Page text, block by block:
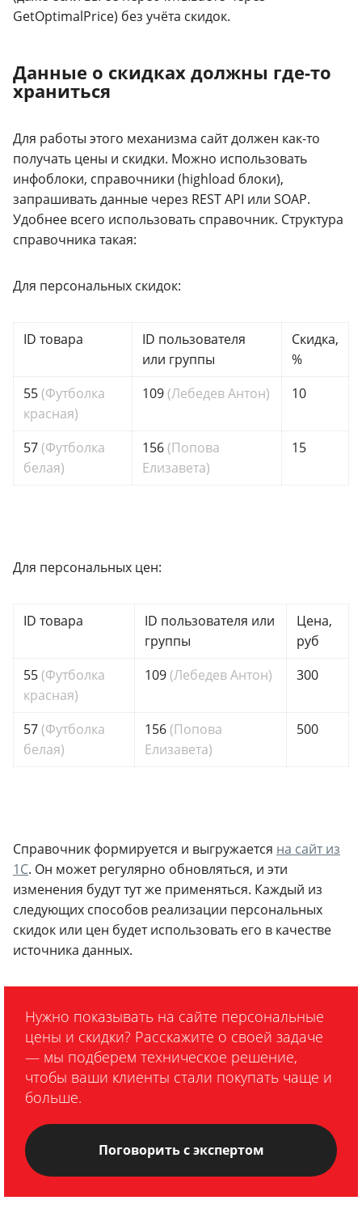
GetOptimalPrice) без учёта скидок.
Данные о скидках должны где-то
храниться
Для работы этого механизма сайт должен как-то
получать цены и скидки. Можно использовать
инфоблоки, справочники (highload блоки),
запрашивать данные через REST API или SOAP.
Удобнее всего использовать справочник. Структура
справочника такая:
Для персональных скидок:
ID товара
ID пользователя
или группы
Скидка,
%
55(Футболка
красная)
109(Лебедев Антон) 10
57(Футболка
белая)
156(Попова
Елизавета)
15
Для персональных цен:
ID товара
ID пользователя или
группы
Цена,
руб
55(Футболка
красная)
109(Лебедев Антон) 300
57(Футболка
белая)
156(Попова
Елизавета)
500
Справочник формируется и выгружается на сайт из
1С. Он может регулярно обновляться, и эти
изменения будут тут же применяться. Каждый из
следующих способов реализации персональных
скидок или цен будет использовать его в качестве
источника данных.
Нужно показывать на сайте персональные
цены и скидки? Расскажите о своей задаче
— мы подберем техническое решение,
чтобы ваши клиенты стали покупать чаще и
больше.
Поговорить с экспертом